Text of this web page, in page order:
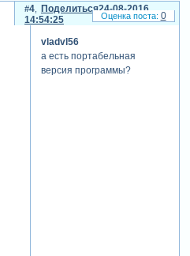
Поделиться
4
24-08-2016
14:54:25
vladvl56
а есть портабельная
версия программы?
0